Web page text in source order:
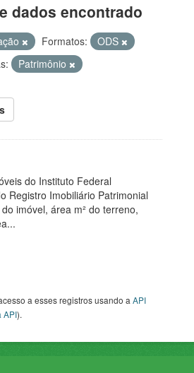
dados encontrado
Formatos:
ODS
Patrimônio
do Instituto Federal
Registro Imobiliário Patrimonial
imóvel, área m² do terreno,
a esses registros usando aAPI
API).